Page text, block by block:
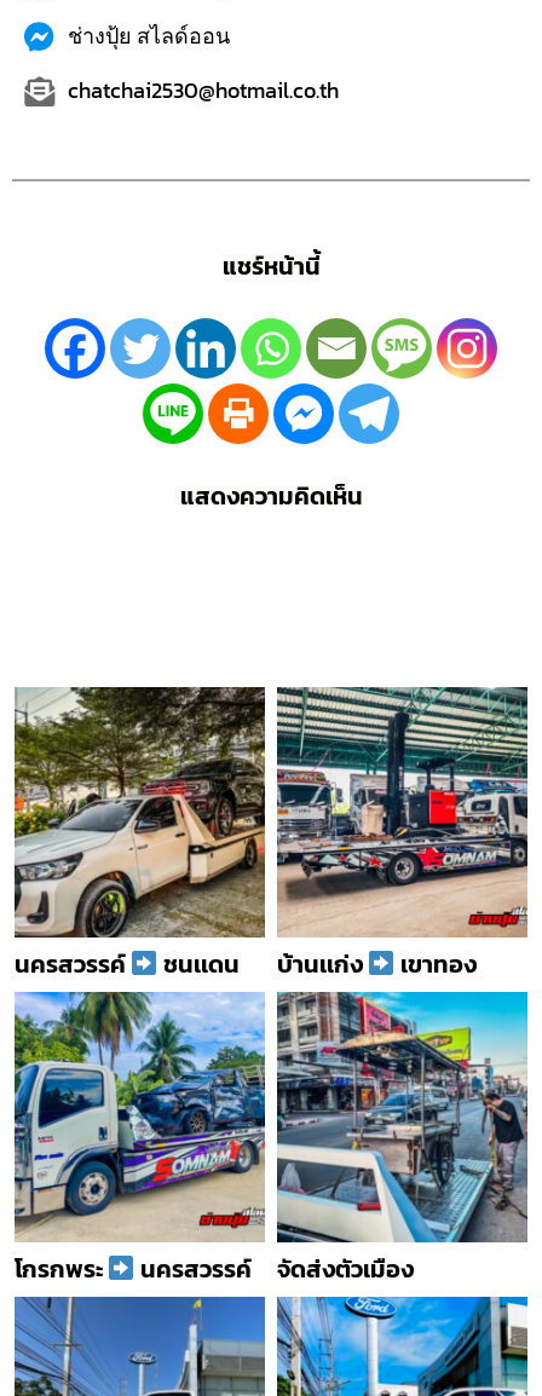
ช่างปุ้ย สไลด์ออน
chatchai2530@hotmail.co.th
แชร์หน้านี้
แสดงความคิดเห็น
นครสวรรค์ ชนเเดน บ้านเเก่ง เขาทอง
โกรกพระ นครสวรรค์ จัดส่งตัวเมือง